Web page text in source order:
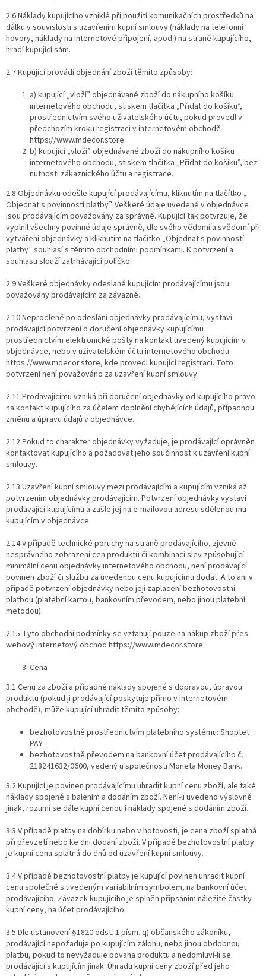
2.6 Náklady kupujícího vzniklé při použití komunikačních prostředků na
dálku v souvislosti s uzavřením kupní smlouvy (náklady na telefonní
hovory, náklady na internetové připojení, apod.) na straně kupujícího,
hradí kupující sám.
2.7 Kupující provádí objednání zboží těmito způsoby:
a) kupující „vloží” objednávané zboží do nákupního košíku
internetového obchodu​, ​stiskem tlačítka „Přidat do košíku​”, ​
prostřednictvím svého uživatelského účtu, pokud provedl v
předchozím kroku registraci v internetovém obchodě ​
https://www.mdecor.store ​
b) kupující „vloží” objednávané zboží do nákupního košíku
internetového obchodu​, ​stiskem tlačítka ​„​Přidat do košíku”,​ ​bez
nutnosti zákaznického účtu a registrace.
2.8 Objednávku odešle kupující prodávajícímu, kliknutím na tlačítko ​„​
Objednat s povinností platby​​”. Veškeré údaje uvedené v objednávce
jsou prodávajícím považovány za správné. Kupující tak potvrzuje, že
vyplnil všechny povinné údaje správně, dle svého vědomí a svědomí při
vytváření objednávky a kliknutím na tlačítko „​Objednat s povinností
platby​” souhlasí s těmito obchodními podmínkami. K potvrzení a
souhlasu slouží zatrhávající políčko.
2.9 Veškeré objednávky odeslané kupujícím prodávajícímu jsou
považovány prodávajícím za závazné.
2.10 Neprodleně po odeslání objednávky prodávajícímu, vystaví
prodávající potvrzení o doručení objednávky kupujícímu
prostřednictvím elektronické pošty na kontakt uvedený kupujícím v
objednávce, nebo v uživatelském účtu internetového obchodu ​
https://www.mdecor.store​, ​kde provedl kupující registraci. Toto
potvrzení není považováno za uzavření kupní smlouvy.
2.11 Prodávajícímu vzniká při doručení objednávky od kupujícího právo
na kontakt kupujícího za účelem doplnění chybějících údajů, případnou
změnu a úpravu údajů v objednávce.
2.12 Pokud to charakter objednávky vyžaduje, je prodávající oprávněn
kontaktovat kupujícího a požadovat jeho součinnost k uzavření kupní
smlouvy.
2.13 Uzavření kupní smlouvy mezi prodávajícím a kupujícím vzniká až
potvrzením objednávky prodávajícím. Potvrzení objednávky vystaví
prodávající kupujícímu a zašle jej na e-mailovou adresu sdělenou mu
kupujícím v objednávce.
2.14 V případě technické poruchy na straně prodávajícího, zjevně
nesprávného zobrazení cen produktů či kombinací slev způsobující
minimální cenu objednávky internetového obchodu, není prodávající
povinen zboží či službu za uvedenou cenu kupujícímu dodat. A to ani v
případě potvrzení objednávky nebo její zaplacení bezhotovostní
platbou (platební kartou, bankovním převodem, nebo jinou platební
metodou).
2.15 Tyto obchodní podmínky se vztahují pouze na nákup zboží přes
webový internetový obchod https://www.mdecor.store
Cena
3.1 Cenu za zboží a případné náklady spojené s dopravou, úpravou
produktu (pokud ji prodávající poskytuje přímo v internetovém
obchodě), může kupující uhradit těmito způsoby:
bezhotovostně prostřednictvím platebního systému:​ Shoptet
PAY
bezhotovostně převodem na bankovní účet prodávajícího č.
218241632/0600​, vedený u společnosti Moneta Money Bank.
3.2 Kupující je povinen prodávajícímu uhradit kupní cenu zboží, ale také
náklady spojené s balením a dodáním zboží. Není-li uvedeno výslovně
jinak, rozumí se dále kupní cenou i náklady spojené s dodáním zboží.
3.3 V případě platby na dobírku nebo v hotovosti, je cena zboží splatná
při převzetí nebo ke dni dodání zboží. V případě bezhotovostní platby
je kupní cena splatná do dnů od uzavření kupní smlouvy.
3.4 V případě bezhotovostní platby je kupující povinen uhradit kupní
cenu společně s uvedeným variabilním symbolem, na bankovní účet
prodávajícího. Závazek kupujícího je splněn připsáním náležité částky
kupní ceny, na účet prodávajícího.
3.5 Dle ustanovení §1820 odst. 1 písm. q) občanského zákoníku,
prodávající nepožaduje po kupujícím zálohu, nebo jinou obdobnou
platbu, pokud to nevyžaduje povaha produktu a nedomluví-li se
prodávající s kupujícím jinak. Úhradu kupní ceny zboží před jeho